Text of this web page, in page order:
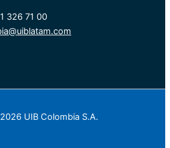
326 71 00
UIB Colombia S.A.